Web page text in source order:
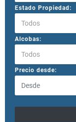
Estado Propiedad:
Todos
Alcobas:
Todos
Precio desde: